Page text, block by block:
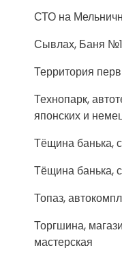
СТО на
Сывлах, Баня №1
Территория
Технопарк,
японских и
Тёщина банька,
Тёщина банька,
Топаз,
Торгшина,
мастерская